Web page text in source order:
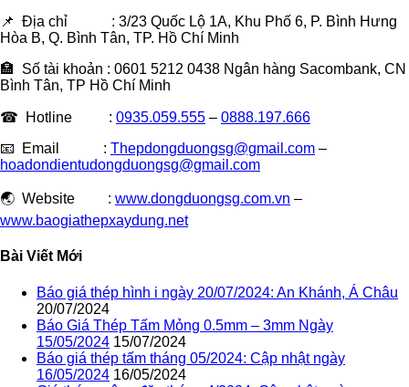
📌 Địa chỉ : 3/23 Quốc Lộ 1A, Khu Phố 6, P. Bình Hưng
Hòa B, Q. Bình Tân, TP. Hồ Chí Minh
🏣 Số tài khoản : 0601 5212 0438 Ngân hàng Sacombank, CN
Bình Tân, TP Hồ Chí Minh
☎ Hotline : 0935.059.555 – 0888.197.666
📧 Email : Thepdongduongsg@gmail.com –
hoadondientudongduongsg@gmail.com
🌏 Website : www.dongduongsg.com.vn –
www.baogiathepxaydung.net
Bài Viết Mới
Báo giá thép hình i ngày 20/07/2024: An Khánh, Á Châu
20/07/2024
Báo Giá Thép Tấm Mỏng 0.5mm – 3mm Ngày
15/05/2024 15/07/2024
Báo giá thép tấm tháng 05/2024: Cập nhật ngày
16/05/2024 16/05/2024